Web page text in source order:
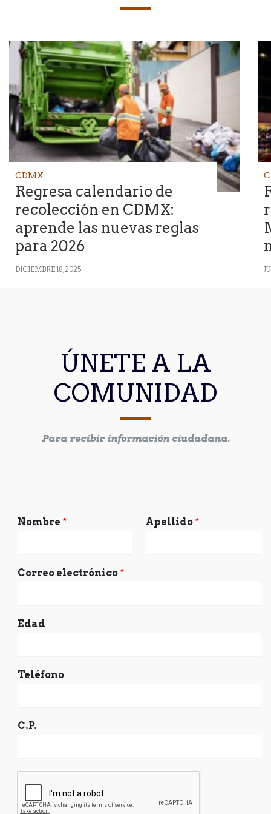
CDMX
Regresa calendario de
recolección en CDMX:
aprende las nuevas reglas
para 2026
DICIEMBRE 18, 2025
ÚNETE A LA
COMUNIDAD
Para recibir información ciudadana.
Nombre * Apellido *
Correo electrónico *
Edad
Teléfono
C.P.